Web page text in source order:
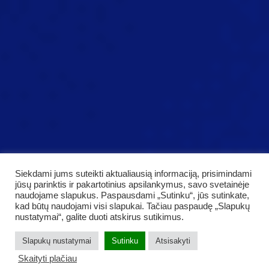
Siekdami jums suteikti aktualiausią informaciją, prisimindami
jūsų parinktis ir pakartotinius apsilankymus, savo svetainėje
naudojame slapukus. Paspausdami „Sutinku“, jūs sutinkate,
kad būtų naudojami visi slapukai. Tačiau paspaudę „Slapukų
nustatymai“, galite duoti atskirus sutikimus.
Slapukų nustatymai Sutinku Atsisakyti
Skaityti plačiau